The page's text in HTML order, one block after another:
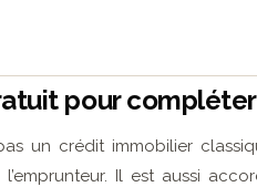
pour
un crédit immobilier
Il est aussi